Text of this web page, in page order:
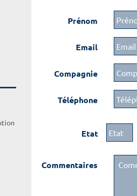
Prénom
Email
Compagnie
Téléphone
Etat
Commentaires